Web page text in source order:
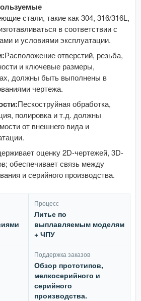
стали, такие как 304, 316/316L,
в соответствии с
и условиями эксплуатации.
Расположение отверстий, резьба,
и ключевые размеры,
должны быть выполнены в
чертежа.
Пескоструйная обработка,
полировка и т.д. должны
от внешнего вида и
оценку 2D-чертежей, 3D-
обеспечивает связь между
и серийного производства.
Процесс
Литье по
выплавляемым моделям
+ ЧПУ
Поддержка заказов
Обзор прототипов,
мелкосерийного и
серийного
производства.